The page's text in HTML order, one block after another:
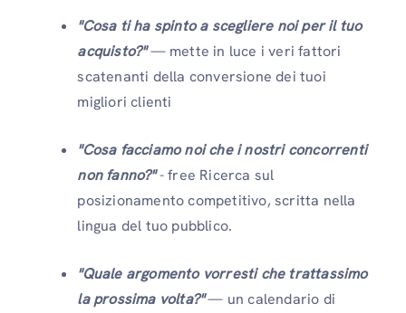
"Cosa ti ha spinto a scegliere noi per il tuo
acquisto?" — mette in luce i veri fattori
scatenanti della conversione dei tuoi
migliori clienti
"Cosa facciamo noi che i nostri concorrenti
non fanno?"- free Ricerca sul
posizionamento competitivo, scritta nella
lingua del tuo pubblico.
"Quale argomento vorresti che trattassimo
la prossima volta?"— un calendario di